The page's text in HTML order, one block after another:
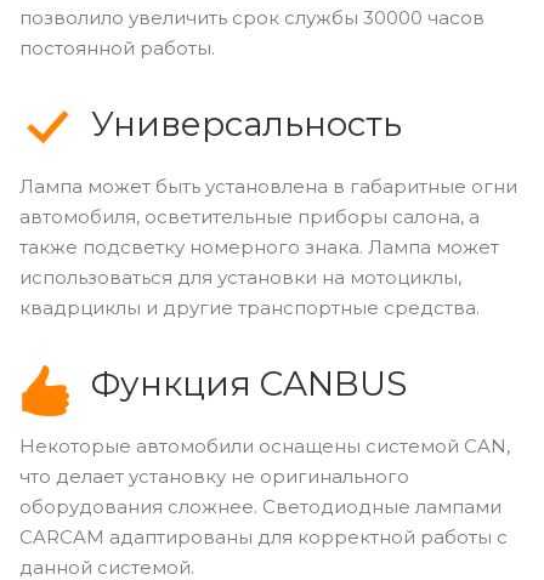
позволило увеличить срок службы 30000 часов
постоянной работы.
Универсальность
Лампа может быть установлена в габаритные огни
автомобиля, осветительные приборы салона, а
также подсветку номерного знака. Лампа может
использоваться для установки на мотоциклы,
квадрциклы и другие транспортные средства.
Функция CANBUS
Некоторые автомобили оснащены системой CAN,
что делает установку не оригинального
оборудования сложнее. Светодиодные лампами
CARCAM адаптированы для корректной работы с
данной системой.